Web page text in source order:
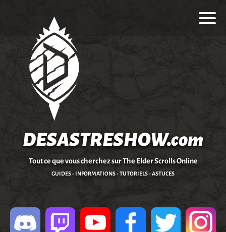
DESASTRESHOW.com
Tout ce que vous cherchez sur The Elder Scrolls Online
GUIDES - INFORMATIONS - TUTORIELS - ASTUCES